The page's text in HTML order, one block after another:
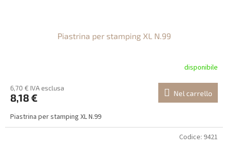
Piastrina per stamping XL N.99
disponibile
6,70 € IVA esclusa
8,18 € Nel carrello
Piastrina per stamping XL N.99
Codice: 9421